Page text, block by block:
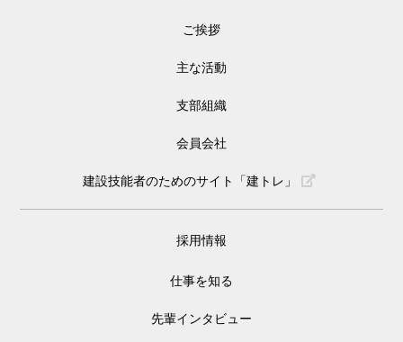
ご挨拶
主な活動
支部組織
会員会社
建設技能者のためのサイト「建トレ」
採用情報
仕事を知る
先輩インタビュー